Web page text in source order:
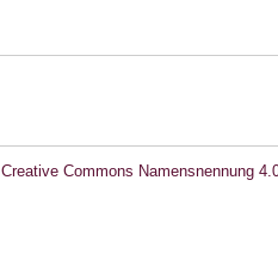
Creative Commons Namensnennung